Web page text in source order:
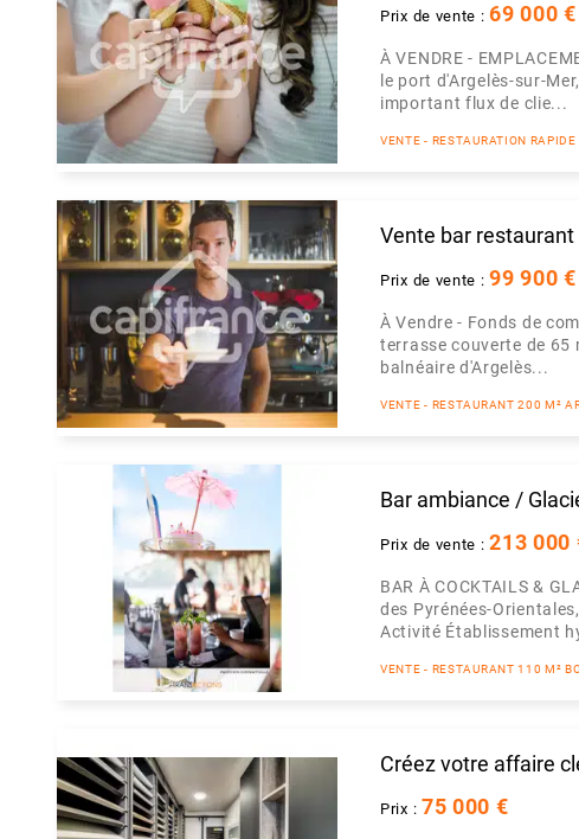
Prix de vente :69 000 €
À VENDRE -
le port d'Argelès-sur-
important flux de clie...
VENTE - RESTAURATION
Vente bar
Prix de vente :99 900 €
À Vendre - Fonds de
terrasse couverte de
balnéaire d'Argelès...
VENTE - RESTAURANT 200 M²
Bar ambiance /
Prix de vente :213 000
BAR À COCKTAILS &
des Pyrénées-
Activité Établissement
VENTE - RESTAURANT 110 M²
Créez votre affaire
Prix : 75 000 €